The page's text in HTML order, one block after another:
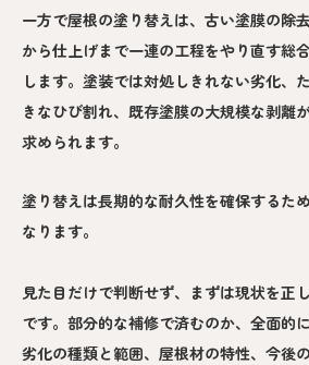
一方で屋根の塗り替えは、古い塗膜の除
から仕上げまで一連の工程をやり直す総
します。塗装では対処しきれない劣化、
きなひび割れ、既存塗膜の大規模な剥離
求められます。
塗り替えは長期的な耐久性を確保するた
なります。
見た目だけで判断せず、まずは現状を正
です。部分的な補修で済むのか、全面的
劣化の種類と範囲、屋根材の特性、今後